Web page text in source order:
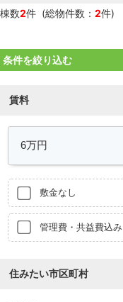
棟数2件 (総物件数： 2件)
条件を絞り込む
賃料
敷金なし
管理費・共益費込み
住みたい市区町村